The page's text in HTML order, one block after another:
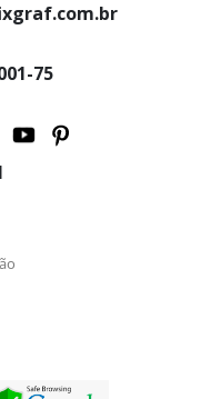
75